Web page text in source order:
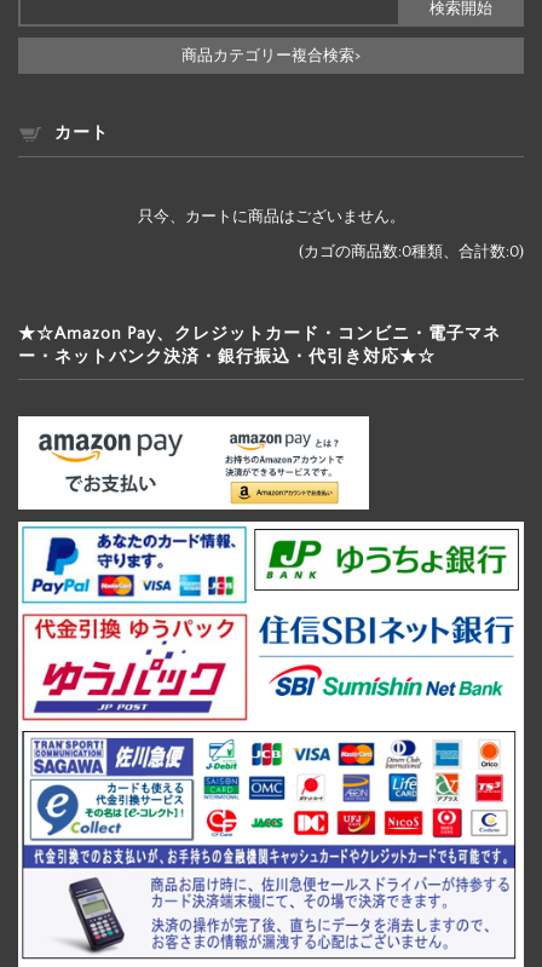
商品カテゴリー複合検索>
カート
只今、カートに商品はございません。
(カゴの商品数:0種類、合計数:0)
★☆Amazon Pay、クレジットカード・コンビニ・電子マネ
ー・ネットバンク決済・銀行振込・代引き対応★☆